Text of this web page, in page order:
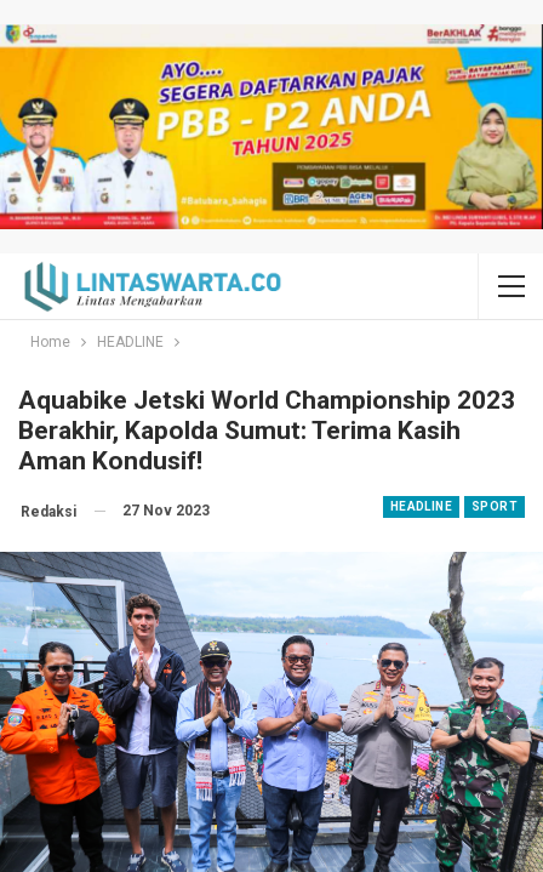
Home HEADLINE
Aquabike Jetski World Championship 2023
Berakhir, Kapolda Sumut: Terima Kasih
Aman Kondusif!
HEADLINE SPORT
Redaksi 27 Nov 2023